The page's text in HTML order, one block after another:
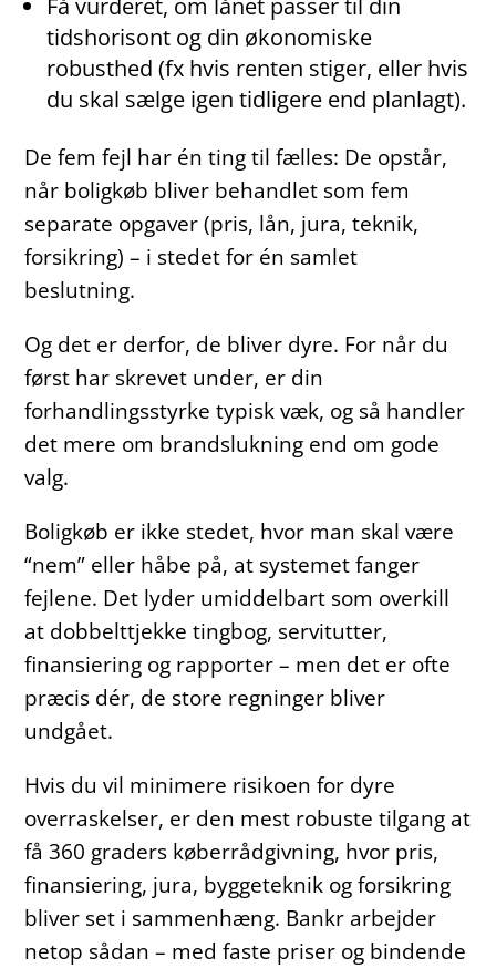
tidshorisont og din økonomiske
robusthed (fx hvis renten stiger, eller hvis
du skal sælge igen tidligere end planlagt).
De fem fejl har én ting til fælles: De opstår,
når boligkøb bliver behandlet som fem
separate opgaver (pris, lån, jura, teknik,
forsikring) – i stedet for én samlet
beslutning.
Og det er derfor, de bliver dyre. For når du
først har skrevet under, er din
forhandlingsstyrke typisk væk, og så handler
det mere om brandslukning end om gode
valg.
Boligkøb er ikke stedet, hvor man skal være
“nem” eller håbe på, at systemet fanger
fejlene. Det lyder umiddelbart som overkill
at dobbelttjekke tingbog, servitutter,
finansiering og rapporter – men det er ofte
præcis dér, de store regninger bliver
undgået.
Hvis du vil minimere risikoen for dyre
overraskelser, er den mest robuste tilgang at
få 360 graders køberrådgivning, hvor pris,
finansiering, jura, byggeteknik og forsikring
bliver set i sammenhæng. Bankr arbejder
netop sådan – med faste priser og bindende